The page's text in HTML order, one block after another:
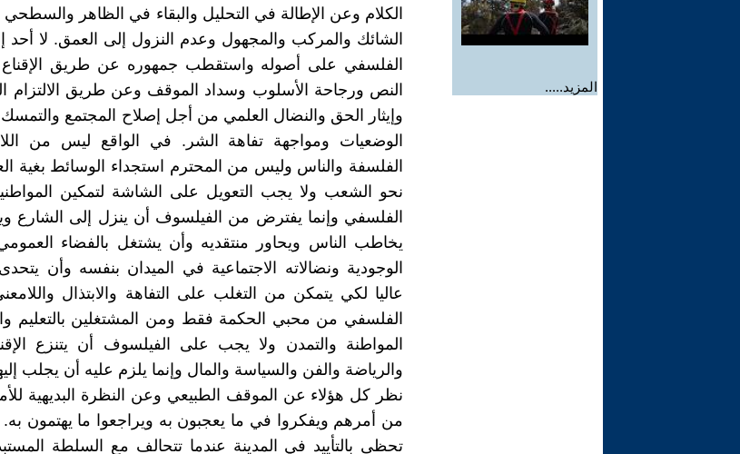
المزيد.....
الكلام وعن الإطالة في التحليل والبقاء في الظاهر
الشائك والمركب والمجهول وعدم النزول إلى العمق. لا أحد
الفلسفي على أصوله واستقطب جمهوره عن طريق الإقناع
النص ورجاحة الأسلوب وسداد الموقف وعن طريق الالتزام
وإيثار الحق والنضال العلمي من أجل إصلاح المجتمع والتمسك
الوضعيات ومواجهة تفاهة الشر. في الواقع ليس من
الفلسفة والناس وليس من المحترم استجداء الوسائط بغية
نحو الشعب ولا يجب التعويل على الشاشة لتمكين
الفلسفي وإنما يفترض من الفيلسوف أن ينزل إلى الشارع
يخاطب الناس ويحاور منتقديه وأن يشتغل بالفضاء
الوجودية ونضالاته الاجتماعية في الميدان بنفسه وأن
عاليا لكي يتمكن من التغلب على التفاهة والابتذال
الفلسفي من محبي الحكمة فقط ومن المشتغلين بالتعليم
المواطنة والتمدن ولا يجب على الفيلسوف أن يتنزع
والرياضة والفن والسياسة والمال وإنما يلزم عليه أن يجلب
نظر كل هؤلاء عن الموقف الطبيعي وعن النظرة البديهية
من أمرهم ويفكروا في ما يعجبون به ويراجعوا ما يهتمون
تحظى بالتأييد في المدينة عندما تتحالف مع السلطة